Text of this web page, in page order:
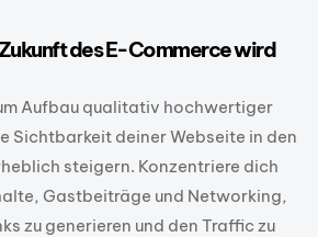
des E-Commerce wird
Aufbau qualitativ hochwertiger
Sichtbarkeit deiner Webseite in den
steigern. Konzentriere dich
Gastbeiträge und Networking,
zu generieren und den Traffic zu